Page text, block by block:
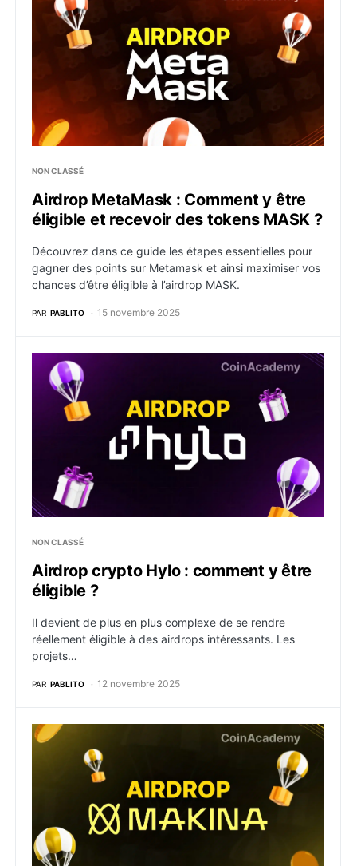
NON CLASSÉ
Airdrop MetaMask : Comment y être
éligible et recevoir des tokens MASK ?
Découvrez dans ce guide les étapes essentielles pour
gagner des points sur Metamask et ainsi maximiser vos
chances d’être éligible à l’airdrop MASK.
PAR PABLITO 15 novembre 2025
Airdrop crypto Hylo : comment y être éligible ?
NON CLASSÉ
Airdrop crypto Hylo : comment y être
éligible ?
Il devient de plus en plus complexe de se rendre
réellement éligible à des airdrops intéressants. Les
projets…
PAR PABLITO 12 novembre 2025
Airdrop crypto Makina : comment y être éligible ?